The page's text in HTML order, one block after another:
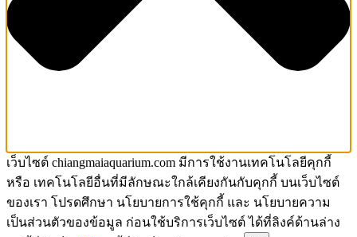
เว็บไซต์ chiangmaiaquarium.com มีการใช้งานเทคโนโลยีคุกกี้
หรือ เทคโนโลยีอื่นที่มีลักษณะใกล้เคียงกันกับคุกกี้ บนเว็บไซต์
ของเรา โปรดศึกษา นโยบายการใช้คุกกี้ และ นโยบายความ
เป็นส่วนตัวของข้อมูล ก่อนใช้บริการเว็บไซต์ ได้ที่ลิงค์ด้านล่าง